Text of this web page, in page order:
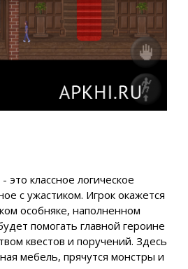
это классное логическое
с ужастиком. Игрок окажется
особняке, наполненном
помогать главной героине
квестов и поручений. Здесь
мебель, прячутся монстры и